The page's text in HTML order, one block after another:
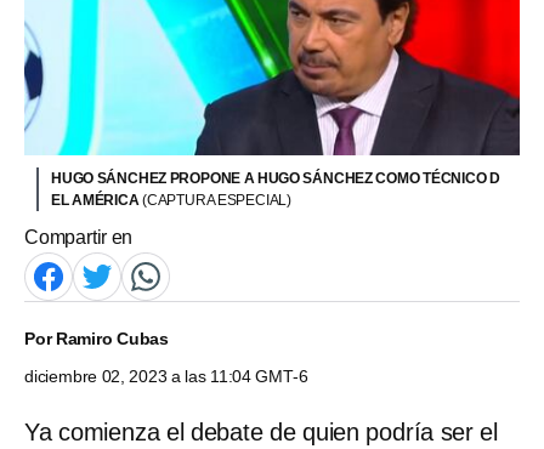
HUGO SÁNCHEZ PROPONE A HUGO SÁNCHEZ COMO TÉCNICO D
EL AMÉRICA(CAPTURA ESPECIAL)
Compartir en
PorRamiro Cubas
diciembre 02, 2023 a las 11:04 GMT-6
Ya comienza el debate de quien podría ser el